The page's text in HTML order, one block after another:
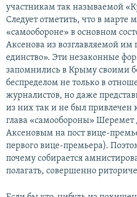
участникам так называемой
Следует отметить, что в марте
«самообороне» в основном
Аксенова из возглавляемой им
единство». Эти незаконные
запомнились в Крыму своими
беспределом не только в
журналистов, но даже
из них так и не был привлечен
глава «самообороны»
Аксеновым на пост вице-
первого вице-премьера).
почему собирается
полагать, совершенно